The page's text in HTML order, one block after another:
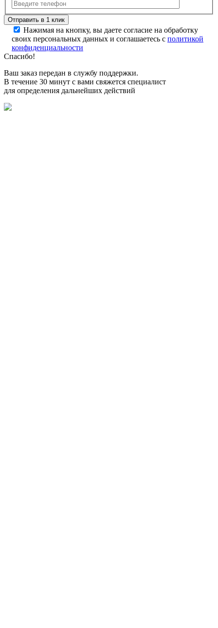
Нажимая на кнопку, вы даете согласие на обработку
своих персональных данных и соглашаетесь с политикой
конфиденциальности
Спасибо!
Ваш заказ передан в службу поддержки.
В течение 30 минут с вами свяжется специалист
для определения дальнейших действий